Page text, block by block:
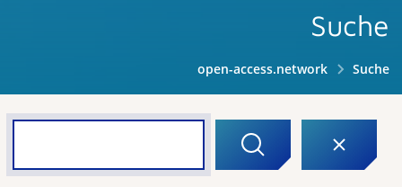
Suche
open-access.network Suche